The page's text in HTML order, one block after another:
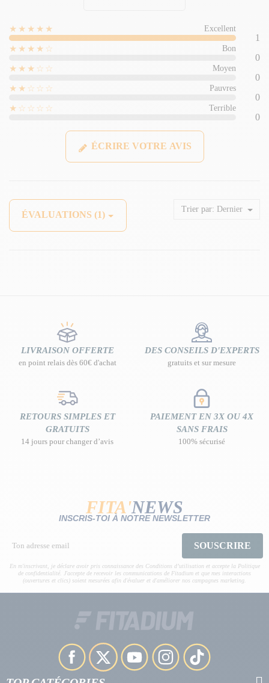
★★★★★ Excellent
1
★★★★☆
Bon
0
★★★☆☆
Moyen
0
★★☆☆☆
Pauvres
0
★☆☆☆☆
Terrible
0
ÉCRIRE VOTRE AVIS
ÉVALUATIONS (1)
Trier par: Dernier
LIVRAISON OFFERTE
en point relais dès 60€ d'achat
DES CONSEILS D'EXPERTS
gratuits et sur mesure
RETOURS SIMPLES ET
GRATUITS
14 jours pour changer d’avis
PAIEMENT EN 3X OU 4X
SANS FRAIS
100% sécurisé
FITA'NEWS
INSCRIS-TOI À NOTRE NEWSLETTER
SOUSCRIRE
En m'inscrivant, je déclare avoir pris connaissance des Conditions d’utilisation et accepte la Politique
de confidentialité. J'accepte de recevoir les communications de Fitadium et que mes interactions
(ouvertures et clics) soient mesurées afin d'évaluer et d'améliorer nos campagnes marketing.